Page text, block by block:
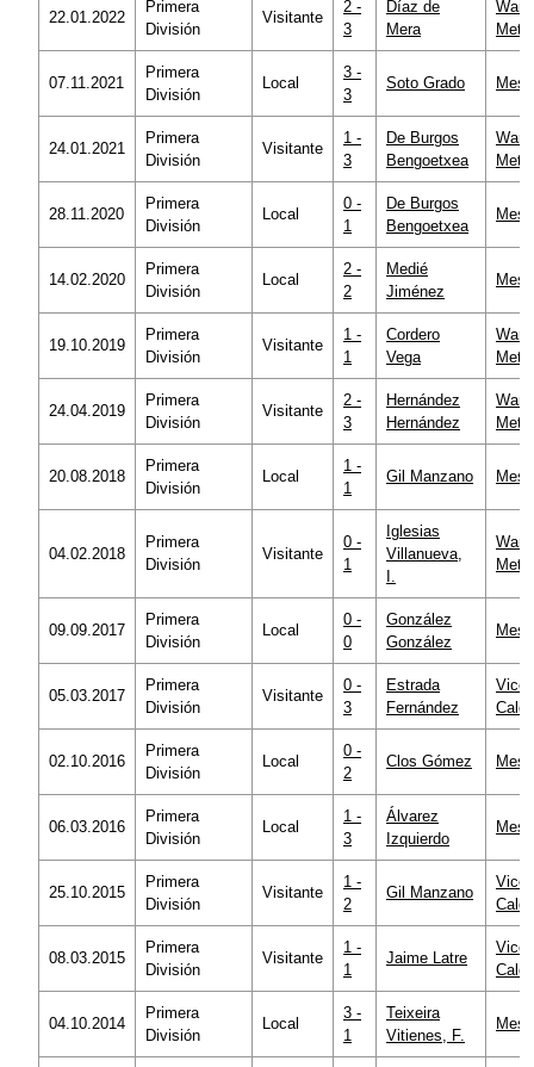
22.01.2022
Primera
División
Visitante
2 -
3
Díaz de
Mera
07.11.2021
Primera
División
Local
3 -
3
Soto Grado
24.01.2021
Primera
División
Visitante
1 -
3
De Burgos
Bengoetxea
28.11.2020
Primera
División
Local
0 -
1
De Burgos
Bengoetxea
14.02.2020
Primera
División
Local
2 -
2
Medié
Jiménez
19.10.2019
Primera
División
Visitante
1 -
1
Cordero
Vega
24.04.2019
Primera
División
Visitante
2 -
3
Hernández
Hernández
20.08.2018
Primera
División
Local
1 -
1
Gil Manzano
04.02.2018
Primera
División
Visitante
0 -
1
Iglesias
Villanueva,
09.09.2017
Primera
División
Local
0 -
0
González
González
05.03.2017
Primera
División
Visitante
0 -
3
Estrada
Fernández
02.10.2016
Primera
División
Local
0 -
2
Clos Gómez
06.03.2016
Primera
División
Local
1 -
3
Álvarez
Izquierdo
25.10.2015
Primera
División
Visitante
1 -
2
Gil Manzano
08.03.2015
Primera
División
Visitante
1 -
1
Jaime Latre
04.10.2014
Primera
División
Local
3 -
1
Teixeira
Vitienes, F.